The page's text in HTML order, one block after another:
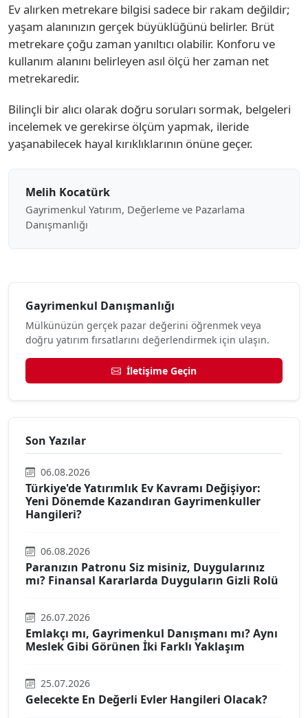
Ev alırken metrekare bilgisi sadece bir rakam değildir;
yaşam alanınızın gerçek büyüklüğünü belirler. Brüt
metrekare çoğu zaman yanıltıcı olabilir. Konforu ve
kullanım alanını belirleyen asıl ölçü her zaman net
metrekaredir.
Bilinçli bir alıcı olarak doğru soruları sormak, belgeleri
incelemek ve gerekirse ölçüm yapmak, ileride
yaşanabilecek hayal kırıklıklarının önüne geçer.
Melih Kocatürk
Gayrimenkul Yatırım, Değerleme ve Pazarlama
Danışmanlığı
Gayrimenkul Danışmanlığı
Mülkünüzün gerçek pazar değerini öğrenmek veya
doğru yatırım fırsatlarını değerlendirmek için ulaşın.
İletişime Geçin
Son Yazılar
06.08.2026
Türkiye'de Yatırımlık Ev Kavramı Değişiyor:
Yeni Dönemde Kazandıran Gayrimenkuller
Hangileri?
06.08.2026
Paranızın Patronu Siz misiniz, Duygularınız
mı? Finansal Kararlarda Duyguların Gizli Rolü
26.07.2026
Emlakçı mı, Gayrimenkul Danışmanı mı? Aynı
Meslek Gibi Görünen İki Farklı Yaklaşım
25.07.2026
Gelecekte En Değerli Evler Hangileri Olacak?